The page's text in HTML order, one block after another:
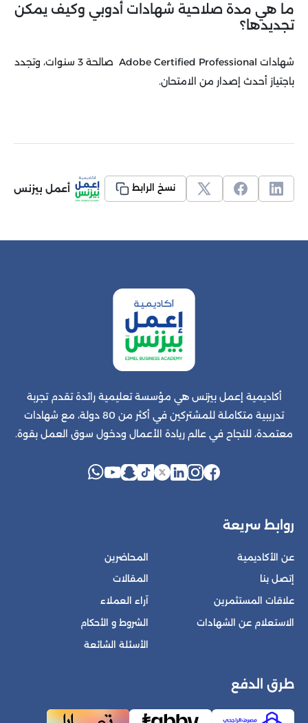
ما هي مدة صلاحية شهادات أدوبي وكيف يمكن
تجديدها؟
شهادات Adobe Certified Professional صالحة 3 سنوات، وتجدد
باجتياز أحدث إصدار من الامتحان.
نسخ الرابط أعمل بيزنس
أكاديمية إعمل بيزنس هي مؤسسة تعليمية رائدة تقدم تجربة
تدريبية متكاملة للمشتركين في أكثر من 80 دولة، مع شهادات
معتمدة، للنجاح في عالم ريادة الأعمال ودخول سوق العمل بقوة.
روابط سريعة
عن الأكاديمية
إتصل بنا
علاقات المستثمرين
الاستعلام عن الشهادات
المحاضرين
المقالات
آراء العملاء
الشروط و الأحكام
الأسئلة الشائعة
طرق الدفع